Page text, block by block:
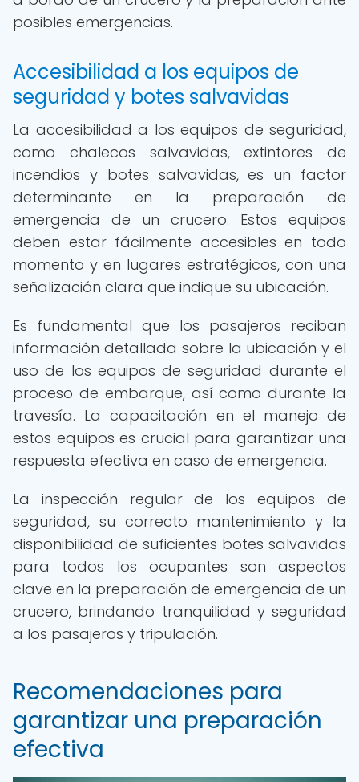
posibles emergencias.
Accesibilidad a los equipos de
seguridad y botes salvavidas
La accesibilidad a los equipos de seguridad,
como chalecos salvavidas, extintores de
incendios y botes salvavidas, es un factor
determinante en la preparación de
emergencia de un crucero. Estos equipos
deben estar fácilmente accesibles en todo
momento y en lugares estratégicos, con una
señalización clara que indique su ubicación.
Es fundamental que los pasajeros reciban
información detallada sobre la ubicación y el
uso de los equipos de seguridad durante el
proceso de embarque, así como durante la
travesía. La capacitación en el manejo de
estos equipos es crucial para garantizar una
respuesta efectiva en caso de emergencia.
La inspección regular de los equipos de
seguridad, su correcto mantenimiento y la
disponibilidad de suficientes botes salvavidas
para todos los ocupantes son aspectos
clave en la preparación de emergencia de un
crucero, brindando tranquilidad y seguridad
a los pasajeros y tripulación.
Recomendaciones para
garantizar una preparación
efectiva